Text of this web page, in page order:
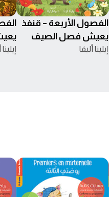
الفصول الأربعة – قنفذ
يعيش فصل الصيف
إيلينا أليفا